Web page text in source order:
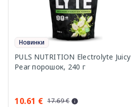
Новинки
PULS NUTRITION Electrolyte Juicy
Pear порошок, 240 г
10.61 € 17.69 €